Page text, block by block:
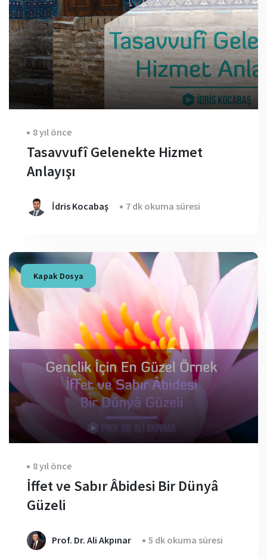
8 yıl önce
Tasavvufî Gelenekte Hizmet
Anlayışı
İdris Kocabaş 7 dk okuma süresi
Kapak Dosya
8 yıl önce
İffet ve Sabır Âbidesi Bir Dünyâ
Güzeli
Prof. Dr. Ali Akpınar 5 dk okuma süresi